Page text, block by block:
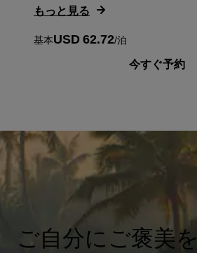
もっと見る
基本USD 62.72/泊
今すぐ予約
ご自分にご褒美を